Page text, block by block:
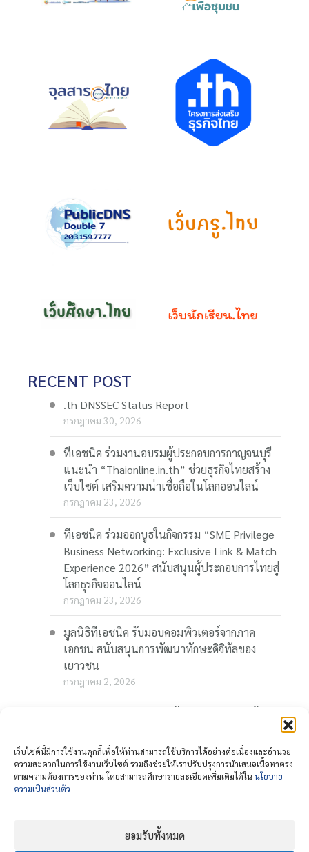
เว็บไซต์นี้มีการใช้งานคุกกี้เพื่อให้ท่านสามารถใช้บริการได้อย่างต่อเนื่องและอำนวย
ความสะดวกในการใช้งานเว็บไซต์ รวมถึงช่วยให้เราปรับปรุงการนำเสนอเนื้อหาตรง
ตามความต้องการของท่าน โดยสามารถศึกษารายละเอียดเพิ่มเติมได้ในนโยบาย
ความเป็นส่วนตัว
ยอมรับทั้งหมด
RECENT POST
.th DNSSEC Status Report
กรกฎาคม 30, 2026
ทีเอชนิค ร่วมงานอบรมผู้ประกอบการกาญจนบุรี
แนะนำ “Thaionline.in.th” ช่วยธุรกิจไทยสร้าง
เว็บไซต์ เสริมความน่าเชื่อถือในโลกออนไลน์
กรกฎาคม 23, 2026
ทีเอชนิค ร่วมออกบูธในกิจกรรม “SME Privilege
Business Networking: Exclusive Link & Match
Experience 2026” สนับสนุนผู้ประกอบการไทยสู่
โลกธุรกิจออนไลน์
กรกฎาคม 23, 2026
มูลนิธิทีเอชนิค รับมอบคอมพิวเตอร์จากภาค
เอกชน สนับสนุนการพัฒนาทักษะดิจิทัลของ
เยาวชน
กรกฎาคม 2, 2026
Business: AI พลิกเกมธุรกิจ สร้างโอกาสใหม่ใน
โลกดิจิทัล” 23 กรกฎาคมนี้
กรกฎาคม 1, 2026